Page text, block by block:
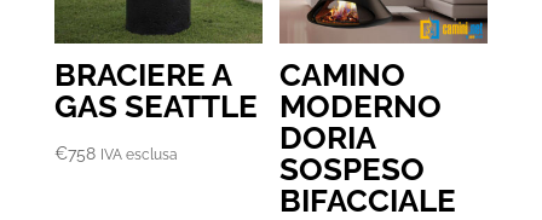
BRACIERE A
GAS SEATTLE
€758 IVA esclusa
CAMINO
MODERNO
DORIA
SOSPESO
BIFACCIALE